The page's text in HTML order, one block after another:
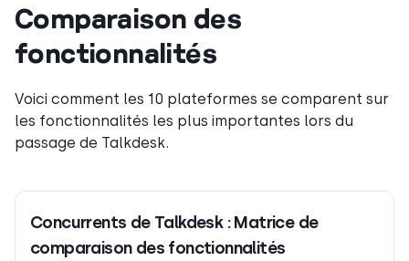
Comparaison des
fonctionnalités
Voici comment les 10 plateformes se comparent sur
les fonctionnalités les plus importantes lors du
passage de Talkdesk.
Concurrents de Talkdesk : Matrice de
comparaison des fonctionnalités